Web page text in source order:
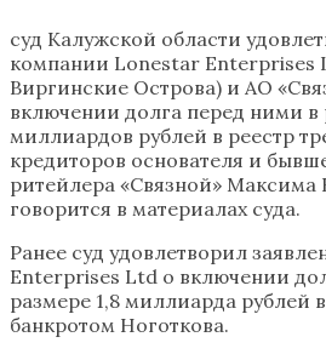
суд Калужской области
компании Lonestar Enterprises
Виргинские Острова) и АО
включении долга перед ними в
миллиардов рублей в реестр
кредиторов основателя и
ритейлера «Связной» Максима
говорится в материалах суда.
Ранее суд удовлетворил
Enterprises Ltd о включении
размере 1,8 миллиарда рублей
банкротом Ноготкова.